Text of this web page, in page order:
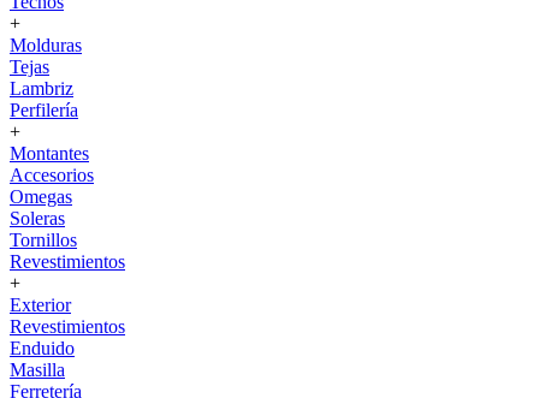
+
Molduras
Tejas
Lambriz
Perfilería
+
Montantes
Accesorios
Omegas
Soleras
Tornillos
Revestimientos
+
Exterior
Revestimientos
Enduido
Masilla
Ferretería